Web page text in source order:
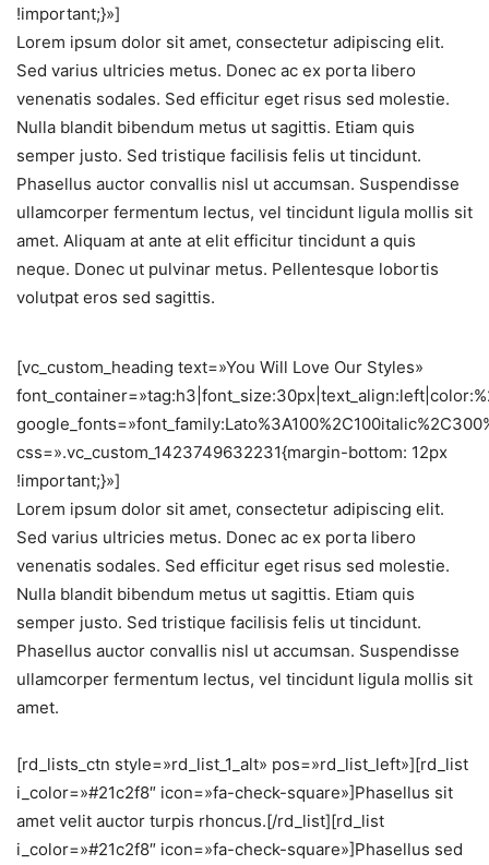
!important;}»]
Lorem ipsum dolor sit amet, consectetur adipiscing elit.
Sed varius ultricies metus. Donec ac ex porta libero
venenatis sodales. Sed efficitur eget risus sed molestie.
Nulla blandit bibendum metus ut sagittis. Etiam quis
semper justo. Sed tristique facilisis felis ut tincidunt.
Phasellus auctor convallis nisl ut accumsan. Suspendisse
ullamcorper fermentum lectus, vel tincidunt ligula mollis sit
amet. Aliquam at ante at elit efficitur tincidunt a quis
neque. Donec ut pulvinar metus. Pellentesque lobortis
volutpat eros sed sagittis.
[vc_custom_heading text=»You Will Love Our Styles»
css=».vc_custom_1423749632231{margin-bottom: 12px
!important;}»]
Lorem ipsum dolor sit amet, consectetur adipiscing elit.
Sed varius ultricies metus. Donec ac ex porta libero
venenatis sodales. Sed efficitur eget risus sed molestie.
Nulla blandit bibendum metus ut sagittis. Etiam quis
semper justo. Sed tristique facilisis felis ut tincidunt.
Phasellus auctor convallis nisl ut accumsan. Suspendisse
ullamcorper fermentum lectus, vel tincidunt ligula mollis sit
amet.
[rd_lists_ctn style=»rd_list_1_alt» pos=»rd_list_left»][rd_list
i_color=»#21c2f8″ icon=»fa-check-square»]Phasellus sit
amet velit auctor turpis rhoncus.[/rd_list][rd_list
i_color=»#21c2f8″ icon=»fa-check-square»]Phasellus sed